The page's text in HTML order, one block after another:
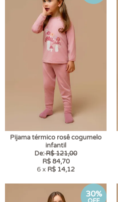
Pijama térmico rosê cogumelo
infantil
De:R$ 121,00
R$ 84,70
6 x R$ 14,12
30%